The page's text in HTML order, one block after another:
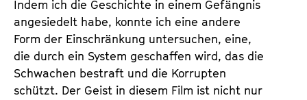
Indem ich die Geschichte in einem Gefängnis
angesiedelt habe, konnte ich eine andere
Form der Einschränkung untersuchen, eine,
die durch ein System geschaffen wird, das die
Schwachen bestraft und die Korrupten
schützt. Der Geist in diesem Film ist nicht nur